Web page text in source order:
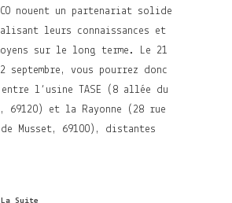
nouent un partenariat solide
leurs connaissances et
sur le long terme. Le 21
septembre, vous pourrez donc
l’usine TASE (8 allée du
et la Rayonne (28 rue
Musset, 69100), distantes
Suite